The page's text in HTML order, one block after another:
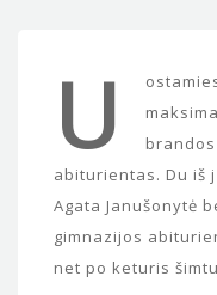
U
abiturientas. Du iš
Agata Janušonytė
gimnazijos
net po keturis